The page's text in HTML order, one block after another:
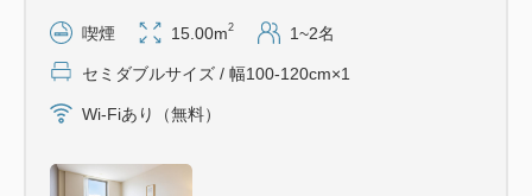
＜朝食＞
朝食は付きません（チェックイン時に朝食リクエスト
可能）
■客室■
喫煙 15.00m2 1~2名
セミダブルサイズ / 幅100-120cm×1
Wi-Fiあり（無料）